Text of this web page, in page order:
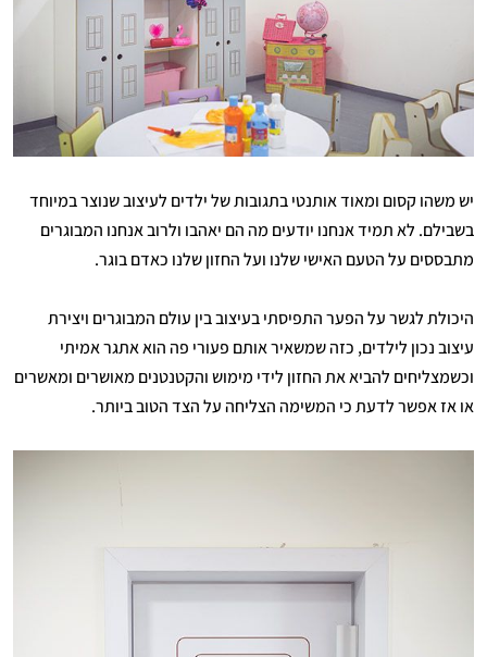
יש משהו קסום ומאוד אותנטי בתגובות של ילדים לעיצוב שנוצר במיוחד
בשבילם. לא תמיד אנחנו יודעים מה הם יאהבו ולרוב אנחנו המבוגרים
מתבססים על הטעם האישי שלנו ועל החזון שלנו כאדם בוגר.
היכולת לגשר על הפער התפיסתי בעיצוב בין עולם המבוגרים ויצירת
עיצוב נכון לילדים, כזה שמשאיר אותם פעורי פה הוא אתגר אמיתי
וכשמצליחים להביא את החזון לידי מימוש והקטנטנים מאושרים ומאשרים
או אז אפשר לדעת כי המשימה הצליחה על הצד הטוב ביותר.